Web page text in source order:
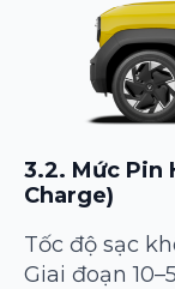
3.2. Mức Pin
Charge)
Tốc độ sạc
Giai đoạn